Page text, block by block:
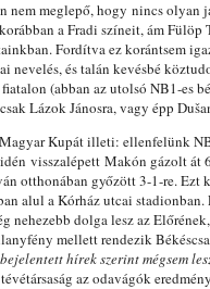
nem meglepő, hogy nincs olyan
a Fradi színeit, ám
Fordítva ez korántsem
nevelés, és talán kevésbé
fiatalon (abban az utolsó NB1-es
Lázok Jánosra, vagy épp
Kupát illeti: ellenfelünk
visszalépett Makón gázolt át
otthonában győzött 3-1-re. Ezt
alul a Kórház utcai
nehezebb dolga lesz az
mellett rendezik
hírek szerint mégsem
az odavágók